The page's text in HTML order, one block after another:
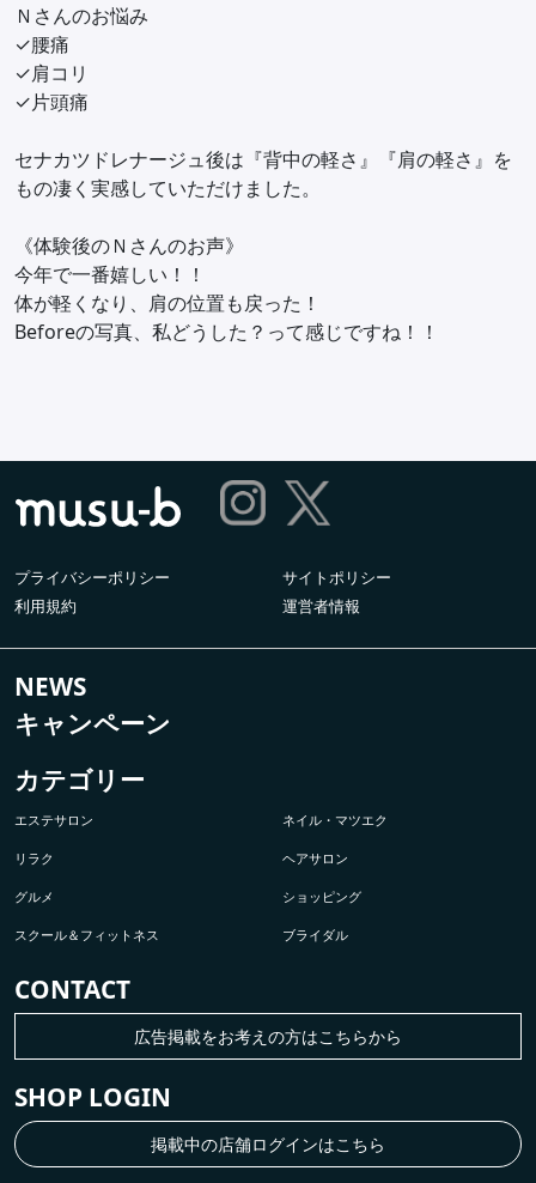
Ｎさんのお悩み
✓腰痛
✓肩コリ
✓片頭痛
セナカツドレナージュ後は『背中の軽さ』『肩の軽さ』を
もの凄く実感していただけました。
《体験後のＮさんのお声》
今年で一番嬉しい！！
体が軽くなり、肩の位置も戻った！
Beforeの写真、私どうした？って感じですね！！
プライバシーポリシー
サイトポリシー
利用規約
運営者情報
NEWS
キャンペーン
カテゴリー
エステサロン ネイル・マツエク
リラク ヘアサロン
グルメ ショッピング
スクール＆フィットネス ブライダル
SHOP LOGIN
掲載中の店舗ログインはこちら
CONTACT
広告掲載をお考えの方はこちらから